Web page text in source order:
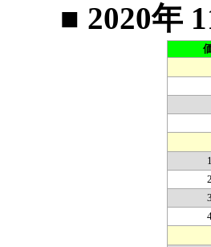
■ 2020年